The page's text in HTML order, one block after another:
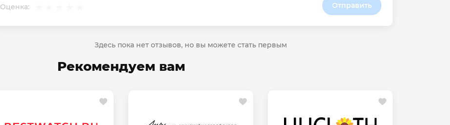
Оценка: Отправить
Здесь пока нет отзывов, но вы можете стать первым
Рекомендуем вам